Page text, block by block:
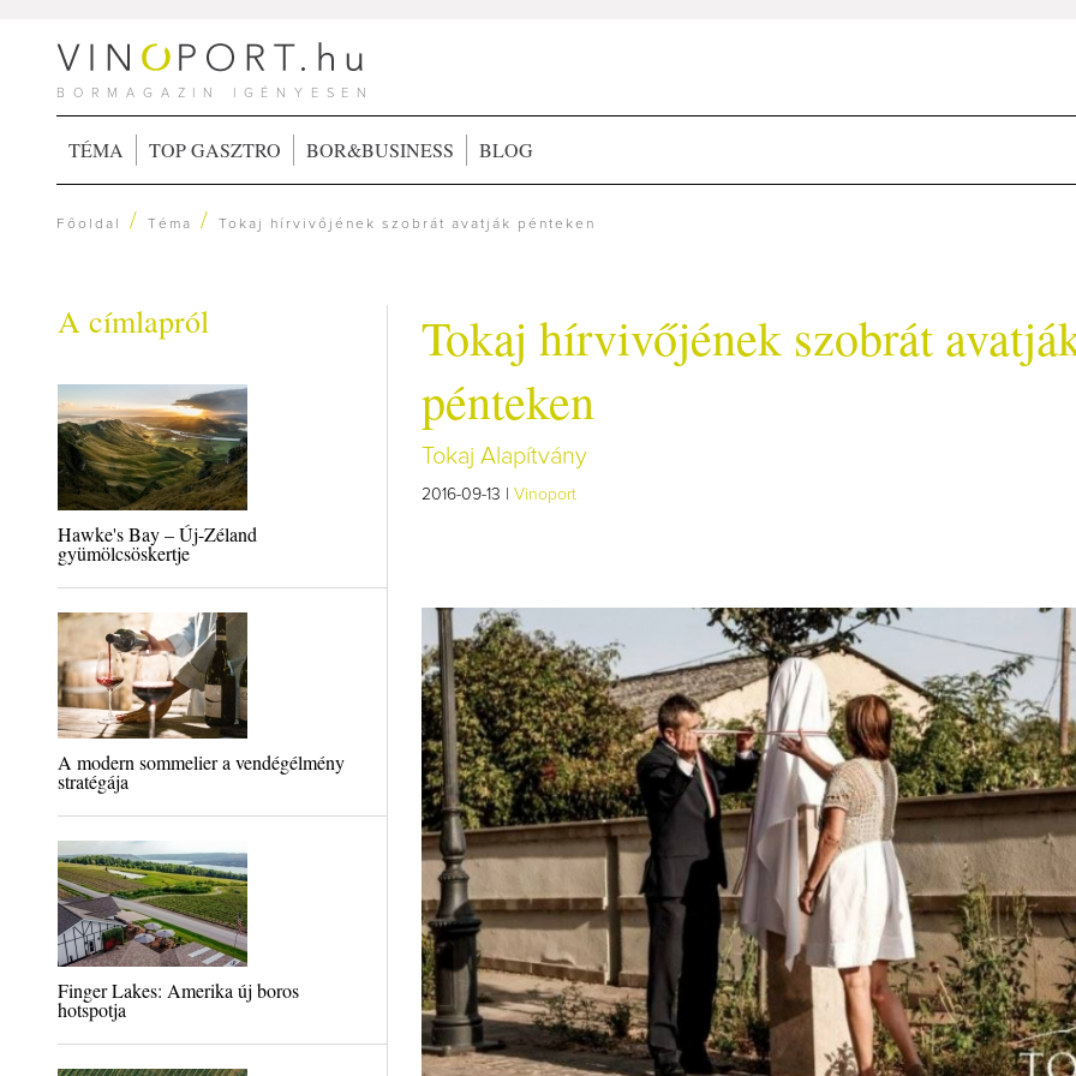
BORMAGAZIN IGÉNYESEN
TÉMA TOP GASZTRO BOR&BUSINESS BLOG
Főoldal /Téma /Tokaj hírvivőjének szobrát avatják pénteken
A címlapról
Hawke's Bay – Új-Zéland
gyümölcsöskertje
A modern sommelier a vendégélmény
stratégája
Finger Lakes: Amerika új boros
hotspotja
Tokaj hírvivőjének szobrát
pénteken
Tokaj Alapítvány
2016-09-13 | Vinoport
Így lesz valaki egy
borász #26 -
Az extra ráadás
pillanatokat